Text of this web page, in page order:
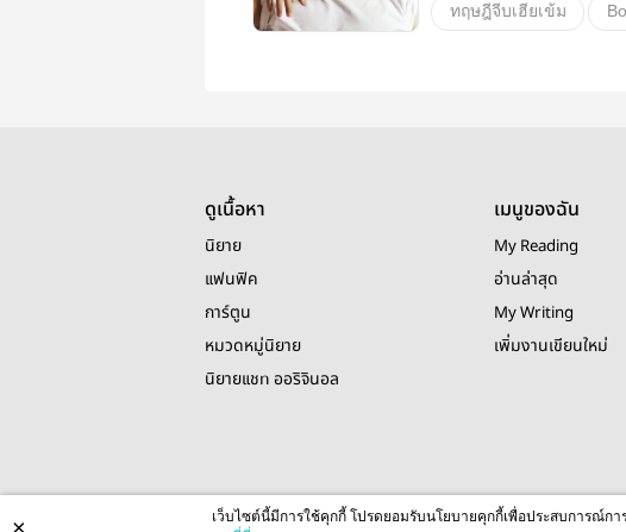
ทฤษฎีจีบเฮียเข้ม
ดูเนื้อหา
นิยาย
แฟนฟิค
การ์ตูน
หมวดหมู่นิยาย
นิยายแชท ออริจินอล
เมนูของฉัน
My Reading
อ่านล่าสุด
My Writing
เพิ่มงานเขียนใหม่
©
เว็บไซต์นี้มีการใช้คุกกี้ โปรดยอมรับนโยบายคุกกี้เพื่อประสบการณ์